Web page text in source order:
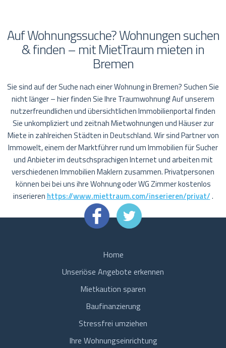
Auf Wohnungssuche? Wohnungen suchen
& finden – mit MietTraum mieten in
Bremen
Sie sind auf der Suche nach einer Wohnung in Bremen? Suchen Sie
nicht länger – hier finden Sie Ihre Traumwohnung! Auf unserem
nutzerfreundlichen und übersichtlichen Immobilienportal finden
Sie unkompliziert und zeitnah Mietwohnungen und Häuser zur
Miete in zahlreichen Städten in Deutschland. Wir sind Partner von
Immowelt, einem der Marktführer rund um Immobilien für Sucher
und Anbieter im deutschsprachigen Internet und arbeiten mit
verschiedenen Immobilien Maklern zusammen. Privatpersonen
können bei bei uns ihre Wohnung oder WG Zimmer kostenlos
inserieren https://www.miettraum.com/inserieren/privat/.
Home
Unseriöse Angebote erkennen
Mietkaution sparen
Baufinanzierung
Stressfrei umziehen
Ihre Wohnungseinrichtung